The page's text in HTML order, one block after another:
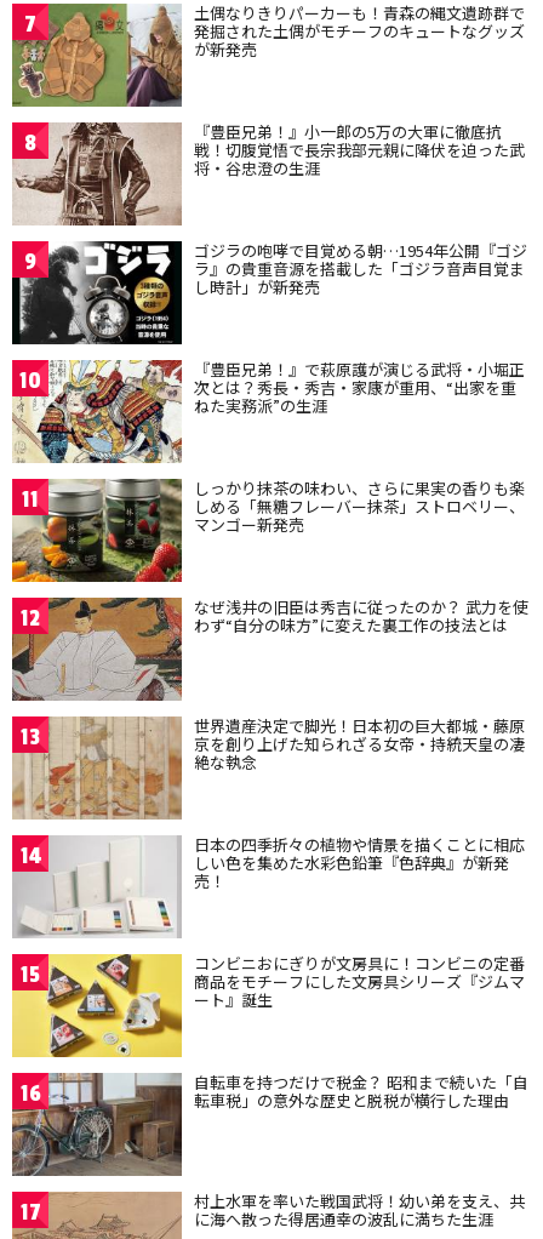
7 土偶なりきりパーカーも！青森の縄文遺跡群で
発掘された土偶がモチーフのキュートなグッズ
が新発売
8 『豊臣兄弟！』小一郎の5万の大軍に徹底抗
戦！切腹覚悟で長宗我部元親に降伏を迫った武
将・谷忠澄の生涯
9 ゴジラの咆哮で目覚める朝…1954年公開『ゴジ
ラ』の貴重音源を搭載した「ゴジラ音声目覚ま
し時計」が新発売
10 『豊臣兄弟！』で萩原護が演じる武将・小堀正
次とは？秀長・秀吉・家康が重用、“出家を重
ねた実務派”の生涯
11 しっかり抹茶の味わい、さらに果実の香りも楽
しめる「無糖フレーバー抹茶」ストロベリー、
マンゴー新発売
12 なぜ浅井の旧臣は秀吉に従ったのか？ 武力を使
わず“自分の味方”に変えた裏工作の技法とは
13 世界遺産決定で脚光！日本初の巨大都城・藤原
京を創り上げた知られざる女帝・持統天皇の凄
絶な執念
14 日本の四季折々の植物や情景を描くことに相応
しい色を集めた水彩色鉛筆『色辞典』が新発
売！
15 コンビニおにぎりが文房具に！コンビニの定番
商品をモチーフにした文房具シリーズ『ジムマ
ート』誕生
16 自転車を持つだけで税金？ 昭和まで続いた「自
転車税」の意外な歴史と脱税が横行した理由
17 村上水軍を率いた戦国武将！幼い弟を支え、共
に海へ散った得居通幸の波乱に満ちた生涯